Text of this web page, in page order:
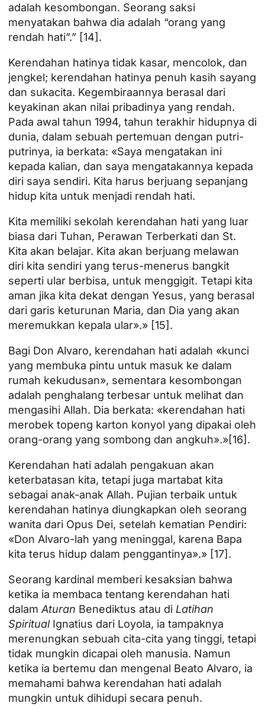
adalah kesombongan. Seorang saksi
menyatakan bahwa dia adalah “orang yang
rendah hati”.” [14] .
Kerendahan hatinya tidak kasar, mencolok, dan
jengkel; kerendahan hatinya penuh kasih sayang
dan sukacita. Kegembiraannya berasal dari
keyakinan akan nilai pribadinya yang rendah.
Pada awal tahun 1994, tahun terakhir hidupnya di
dunia, dalam sebuah pertemuan dengan putri-
putrinya, ia berkata: «Saya mengatakan ini
kepada kalian, dan saya mengatakannya kepada
diri saya sendiri. Kita harus berjuang sepanjang
hidup kita untuk menjadi rendah hati.
Kita memiliki sekolah kerendahan hati yang luar
biasa dari Tuhan, Perawan Terberkati dan St.
Kita akan belajar. Kita akan berjuang melawan
diri kita sendiri yang terus-menerus bangkit
seperti ular berbisa, untuk menggigit. Tetapi kita
aman jika kita dekat dengan Yesus, yang berasal
dari garis keturunan Maria, dan Dia yang akan
meremukkan kepala ular».» [15] .
Bagi Don Alvaro, kerendahan hati adalah «kunci
yang membuka pintu untuk masuk ke dalam
rumah kekudusan», sementara kesombongan
adalah penghalang terbesar untuk melihat dan
mengasihi Allah. Dia berkata: «kerendahan hati
merobek topeng karton konyol yang dipakai oleh
orang-orang yang sombong dan angkuh».»[16] .
Kerendahan hati adalah pengakuan akan
keterbatasan kita, tetapi juga martabat kita
sebagai anak-anak Allah. Pujian terbaik untuk
kerendahan hatinya diungkapkan oleh seorang
wanita dari Opus Dei, setelah kematian Pendiri:
«Don Alvaro-lah yang meninggal, karena Bapa
kita terus hidup dalam penggantinya».» [17] .
Seorang kardinal memberi kesaksian bahwa
ketika ia membaca tentang kerendahan hati
dalam Aturan Benediktus atau di Latihan
SpiritualIgnatius dari Loyola, ia tampaknya
merenungkan sebuah cita-cita yang tinggi, tetapi
tidak mungkin dicapai oleh manusia. Namun
ketika ia bertemu dan mengenal Beato Alvaro, ia
memahami bahwa kerendahan hati adalah
mungkin untuk dihidupi secara penuh.